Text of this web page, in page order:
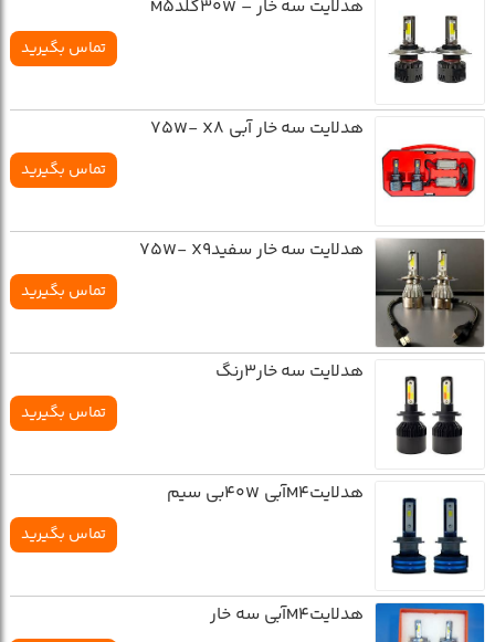
هدلایت سه خار – 30WگلدM5
تماس بگیرید
هدلایت سه خار آبی 75W- X8
تماس بگیرید
هدلایت سه خار سفید75W- X9
تماس بگیرید
هدلایت سه خار3رنگ
تماس بگیرید
هدلایتM4آبی 40Wبی سیم
تماس بگیرید
هدلایتM4آبی سه خار